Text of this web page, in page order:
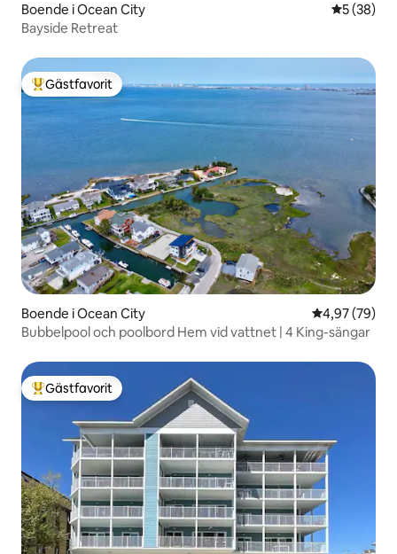
Boende i Ocean City 5 av 5 i
5 (38)
Bayside Retreat
Populär gästfavorit
Gästfavorit
Boende i Ocean City 4,97 av 5 i
4,97 (79)
Bubbelpool och poolbord Hem vid vattnet | 4 King-sängar
Populär gästfavorit
Gästfavorit